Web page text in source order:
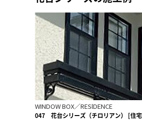
WINDOW BOX／RESlDENCE
047 花台シリーズ（チロリアン） [住